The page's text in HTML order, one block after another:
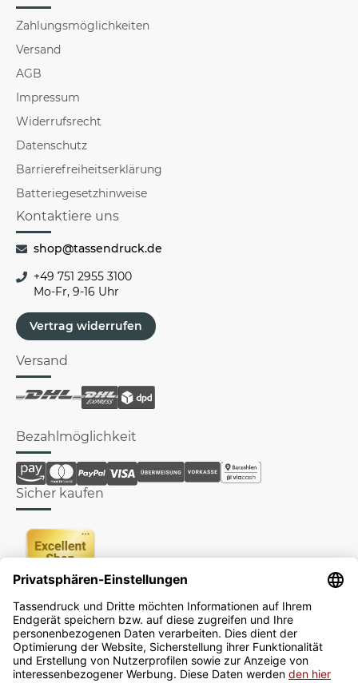
Zahlungsmöglichkeiten
Versand
AGB
Impressum
Widerrufsrecht
Datenschutz
Barrierefreiheitserklärung
Batteriegesetzhinweise
Kontaktiere uns
shop@tassendruck.de
+49 751 2955 3100
Mo-Fr, 9-16 Uhr
Vertrag widerrufen
Versand
Bezahlmöglichkeit
Sicher kaufen